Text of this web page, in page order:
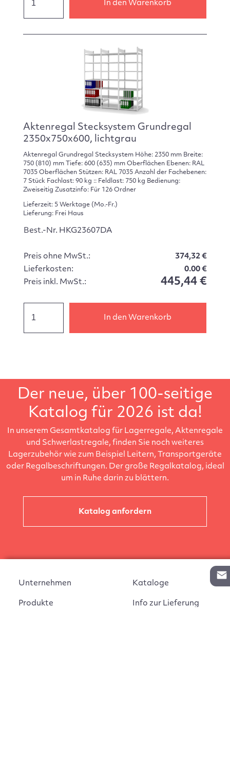
In den Warenkorb
Aktenregal Stecksystem Grundregal
2350x750x600, lichtgrau
Aktenregal Grundregal Stecksystem Höhe: 2350 mm Breite:
750 (810) mm Tiefe: 600 (635) mm Oberflächen Ebenen: RAL
7035 Oberflächen Stützen: RAL 7035 Anzahl der Fachebenen:
7 Stück Fachlast: 90 kg :: Feldlast: 750 kg Bedienung:
Zweiseitig Zusatzinfo: Für 126 Ordner
Lieferzeit: 5 Werktage (Mo.-Fr.)
Lieferung: Frei Haus
Best.-Nr. HKG23607DA
Preis ohne MwSt.:
374,32 €
Lieferkosten:
0.00 €
Preis inkl. MwSt.:
445,44 €
In den Warenkorb
Der neue, über 100-seitige
Katalog für 2026 ist da!
In unserem Gesamtkatalog für Lagerregale, Aktenregale
und Schwerlastregale, finden Sie noch weiteres
Lagerzubehör wie zum Beispiel Leitern, Transportgeräte
oder Regalbeschriftungen. Der große Regalkatalog, ideal
um in Ruhe darin zu blättern.
Katalog anfordern
Unternehmen
Produkte
Kataloge
Info zur Lieferung